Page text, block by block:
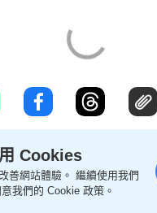
版權及免責聲明
Cookies
善網站體驗。 繼續使用我們
我們的 Cookie 政策。